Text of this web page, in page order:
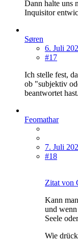
Dann halte uns
Inquisitor
Søren
6. Juli
#17
Ich stelle fest,
ob "subjektiv
beantwortet hast.
Feomathar
7. Juli
#18
Zitat von
Kann
und
Seele
Wie